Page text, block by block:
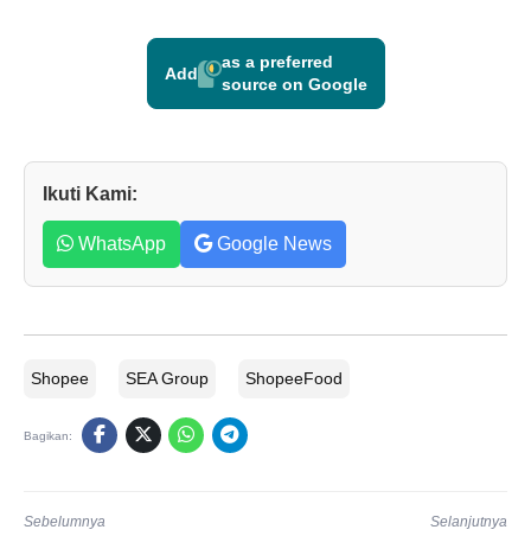
Add
as a preferred
source on Google
Ikuti Kami:
WhatsApp Google News
Shopee SEA Group ShopeeFood
Bagikan:
Sebelumnya
Selanjutnya